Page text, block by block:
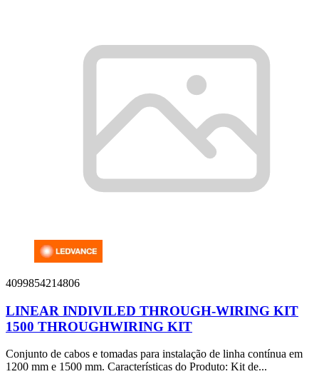
4099854214806
LINEAR INDIVILED THROUGH-WIRING KIT
1500 THROUGHWIRING KIT
Conjunto de cabos e tomadas para instalação de linha contínua em
1200 mm e 1500 mm. Características do Produto: Kit de...